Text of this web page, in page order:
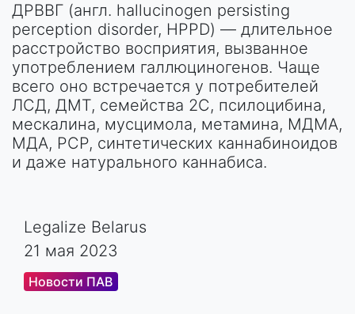
ДРВВГ (англ. hallucinogen persisting
perception disorder, HPPD) — длительное
расстройство восприятия, вызванное
употреблением галлюциногенов. Чаще
всего оно встречается у потребителей
ЛСД, ДМТ, семейства 2C, псилоцибина,
мескалина, мусцимола, метамина, МДМА,
МДА, PCP, синтетических каннабиноидов
и даже натурального каннабиса.
Legalize Belarus
21 мая 2023
Новости ПАВ